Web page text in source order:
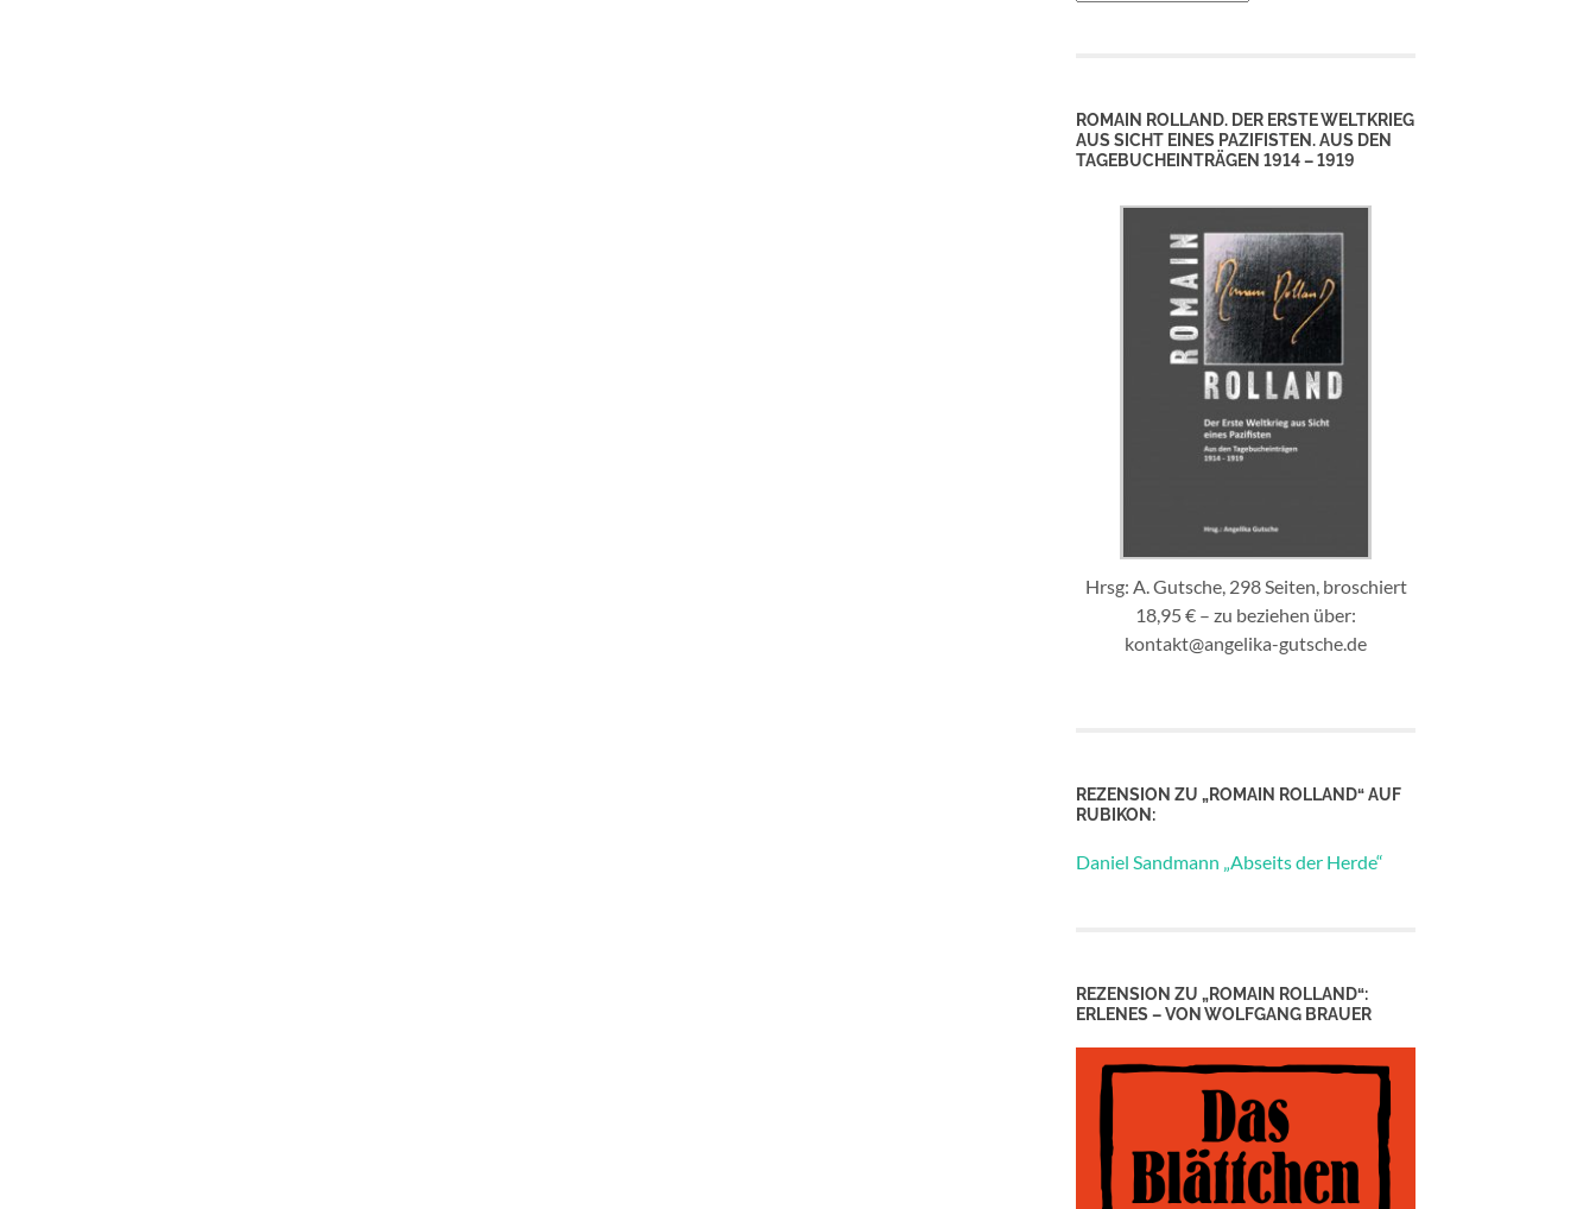
ROMAIN ROLLAND. DER ERSTE WELTKRIEG
AUS SICHT EINES PAZIFISTEN. AUS DEN
TAGEBUCHEINTRÄGEN 1914 – 1919
Hrsg: A. Gutsche, 298 Seiten, broschiert
18,95 € – zu beziehen über:
kontakt@angelika-gutsche.de
REZENSION ZU „ROMAIN ROLLAND“ AUF
RUBIKON:
Daniel Sandmann „Abseits der Herde“
REZENSION ZU „ROMAIN ROLLAND“:
ERLENES – VON WOLFGANG BRAUER